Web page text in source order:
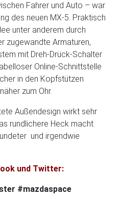
Fahrer und Auto – war
des neuen MX-5. Praktisch
unter anderem durch
zugewandte Armaturen,
mit Dreh-Drück-Schalter
Online-Schnittstelle
in den Kopfstützen
zum Ohr.
Außendesign wirkt sehr
rundlichere Heck macht
und irgendwie
und Twitter:
#mazdaspace